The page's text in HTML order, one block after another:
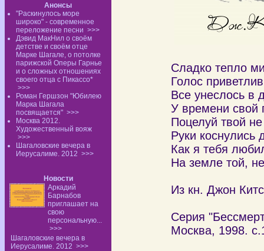
Анонсы
"Раскинулось море
широко" - современное
переложение песни >>>
Дэвид МакНил о своём
детстве и своём отце
Марке Шагале, о потолке
парижской Оперы Гарнье
и о сложных отношениях
своего отца с Пикассо*
>>>
Роман Гершзон "Юбилею
Марка Шагала
посвящается" >>>
Москва 2012.
Художественный вояж
>>>
Шагаловские вечера в
Иерусалиме. 2012 >>>
Новости
Аркадий
Барнабов
приглашает на
свою
персональную...
>>>
Шагаловские вечера в
Иерусалиме. 2012 >>>
Сладко тепло
Голос
Все унеслось в
У времени свой
Поцелуй твой
Руки коснулись
Как я тебя
На земле той,
Из кн. Джон
Серия
Москва, 1998.